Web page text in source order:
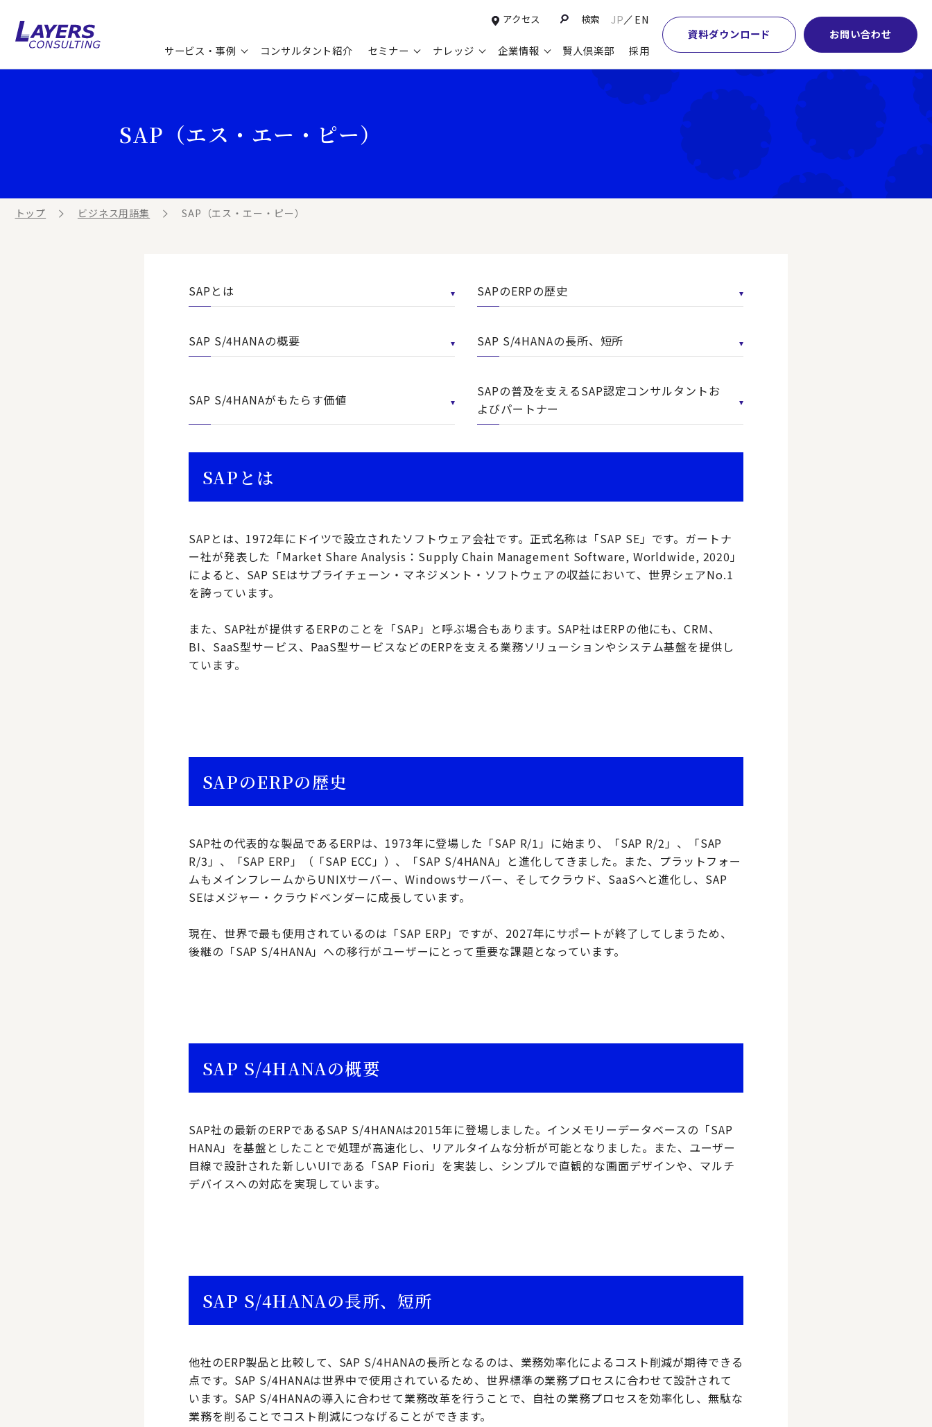
アクセス 検索 JP EN
サービス・事例 コンサルタント紹介 セミナー ナレッジ 企業情報 賢人倶楽部 採用
資料ダウンロード お問い合わせ
コンサルティング事例
本社・間接業務改革
サプライチェーンマネジメント
物流改革
ヒューマンリソースマネジメント
ビジネスプロセスアウトソーシング
コラム
ビジネステーマ解説集
人事
営業・マーケティング
設計・開発・生産・調達
【特集】会計システム刷新
【特集】FP＆Aへの旅
お知らせ
レイヤーズ・コンサルティングの特徴
学術顧問紹介
DE&I推進の取り組み
グループ会社
グローバルネットワーク
パートナーシップ
SAP（エス・エー・ピー）
トップ ビジネス用語集 SAP（エス・エー・ピー）
SAPとは SAPのERPの歴史
SAP S/4HANAの概要 SAP S/4HANAの長所、短所
SAP S/4HANAがもたらす価値
SAPの普及を支えるSAP認定コンサルタントお
よびパートナー
SAPとは
SAPとは、1972年にドイツで設立されたソフトウェア会社です。正式名称は「SAP SE」です。ガートナ
ー社が発表した「Market Share Analysis：Supply Chain Management Software, Worldwide, 2020」
によると、SAP SEはサプライチェーン・マネジメント・ソフトウェアの収益において、世界シェアNo.1
を誇っています。
また、SAP社が提供するERPのことを「SAP」と呼ぶ場合もあります。SAP社はERPの他にも、CRM、
BI、SaaS型サービス、PaaS型サービスなどのERPを支える業務ソリューションやシステム基盤を提供し
ています。
SAPのERPの歴史
SAP社の代表的な製品であるERPは、1973年に登場した「SAP R/1」に始まり、「SAP R/2」、「SAP
R/3」、「SAP ERP」（「SAP ECC」）、「SAP S/4HANA」と進化してきました。また、プラットフォー
ムもメインフレームからUNIXサーバー、Windowsサーバー、そしてクラウド、SaaSへと進化し、SAP
SEはメジャー・クラウドベンダーに成長しています。
現在、世界で最も使用されているのは「SAP ERP」ですが、2027年にサポートが終了してしまうため、
後継の「SAP S/4HANA」への移行がユーザーにとって重要な課題となっています。
SAP S/4HANAの概要
SAP社の最新のERPであるSAP S/4HANAは2015年に登場しました。インメモリーデータベースの「SAP
HANA」を基盤としたことで処理が高速化し、リアルタイムな分析が可能となりました。また、ユーザー
目線で設計された新しいUIである「SAP Fiori」を実装し、シンプルで直観的な画面デザインや、マルチ
デバイスへの対応を実現しています。
SAP S/4HANAの長所、短所
他社のERP製品と比較して、SAP S/4HANAの長所となるのは、業務効率化によるコスト削減が期待できる
点です。SAP S/4HANAは世界中で使用されているため、世界標準の業務プロセスに合わせて設計されて
います。SAP S/4HANAの導入に合わせて業務改革を行うことで、自社の業務プロセスを効率化し、無駄な
業務を削ることでコスト削減につなげることができます。